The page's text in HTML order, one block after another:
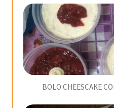
BOLO CHEESCAKE